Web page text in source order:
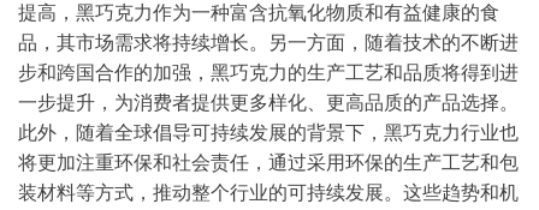
提高，黑巧克力作为一种富含抗氧化物质和有益健康的食
品，其市场需求将持续增长。另一方面，随着技术的不断进
步和跨国合作的加强，黑巧克力的生产工艺和品质将得到进
一步提升，为消费者提供更多样化、更高品质的产品选择。
此外，随着全球倡导可持续发展的背景下，黑巧克力行业也
将更加注重环保和社会责任，通过采用环保的生产工艺和包
装材料等方式，推动整个行业的可持续发展。这些趋势和机